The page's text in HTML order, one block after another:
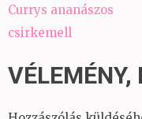
Bejegyzés
navigáció
Currys ananászos
csirkemell
VÉLEMÉNY,